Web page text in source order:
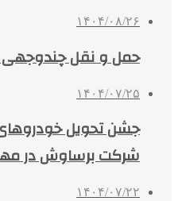
۱۴۰۴/۰۸/۲۶
حمل و نقل چندوجهی
۱۴۰۴/۰۷/۲۵
جشن تحویل
شرکت برساوش در
۱۴۰۴/۰۷/۲۲